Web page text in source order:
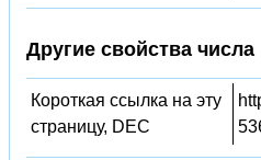
Другие свойства числа
Короткая ссылка на эту
страницу, DEC